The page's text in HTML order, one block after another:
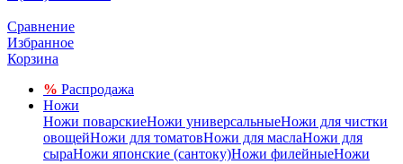
Сравнение
Избранное
Корзина
% Распродажа
Ножи
Ножи поварскиеНожи универсальныеНожи для чистки
овощейНожи для томатовНожи для маслаНожи для
сыраНожи японские (сантоку)Ножи филейныеНожи